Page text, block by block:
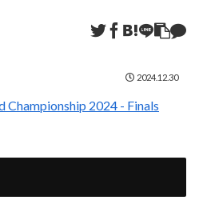
2024.12.30